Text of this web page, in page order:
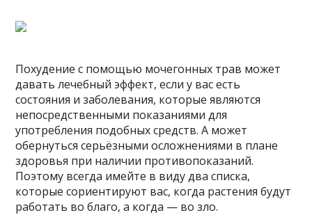
Похудение с помощью мочегонных трав может
давать лечебный эффект, если у вас есть
состояния и заболевания, которые являются
непосредственными показаниями для
употребления подобных средств. А может
обернуться серьёзными осложнениями в плане
здоровья при наличии противопоказаний.
Поэтому всегда имейте в виду два списка,
которые сориентируют вас, когда растения будут
работать во благо, а когда — во зло.